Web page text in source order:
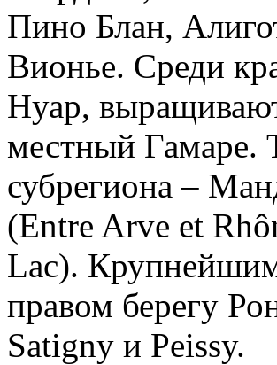
Пино Блан,
Вионье. Среди
Нуар,
местный Гамаре.
субрегиона –
(Entre Arve et
Lac).
правом берегу
Satigny и Peissy.